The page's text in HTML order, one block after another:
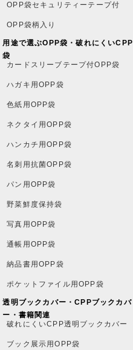
OPP袋セキュリティーテープ付
OPP袋柄入り
用途で選ぶOPP袋・破れにくいCPP
袋
カードスリーブテープ付OPP袋
ハガキ用OPP袋
色紙用OPP袋
ネクタイ用OPP袋
ハンカチ用OPP袋
名刺用抗菌OPP袋
パン用OPP袋
野菜鮮度保持袋
写真用OPP袋
通帳用OPP袋
納品書用OPP袋
ポケットファイル用OPP袋
透明ブックカバー・CPPブックカバ
ー・書籍関連
破れにくいCPP透明ブックカバー
ブック展示用OPP袋